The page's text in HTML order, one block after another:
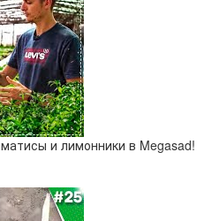
и лимонники в Megasad!